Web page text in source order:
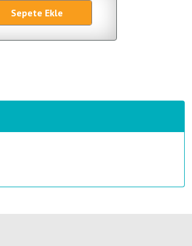
Sepete Ekle